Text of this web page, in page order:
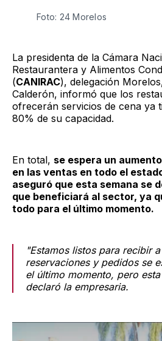
Foto: 24 Morelos
La presidenta de la Cámara
Restaurantera y Alimentos
(CANIRAC), delegación
Calderón, informó que los
ofrecerán servicios de cena ya
80% de su capacidad.
En total, se espera un
en las ventas en todo el
aseguró que esta semana se
que beneficiará al sector, ya
todo para el último momento.
"Estamos listos para recibir
reservaciones y pedidos se
el último momento, pero
declaró la empresaria.